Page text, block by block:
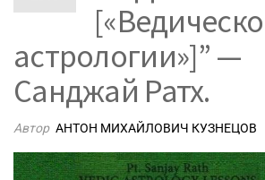
астрологии»]” —
Санджай Ратх.
Автор АНТОН МИХАЙЛОВИЧ КУЗНЕЦОВ